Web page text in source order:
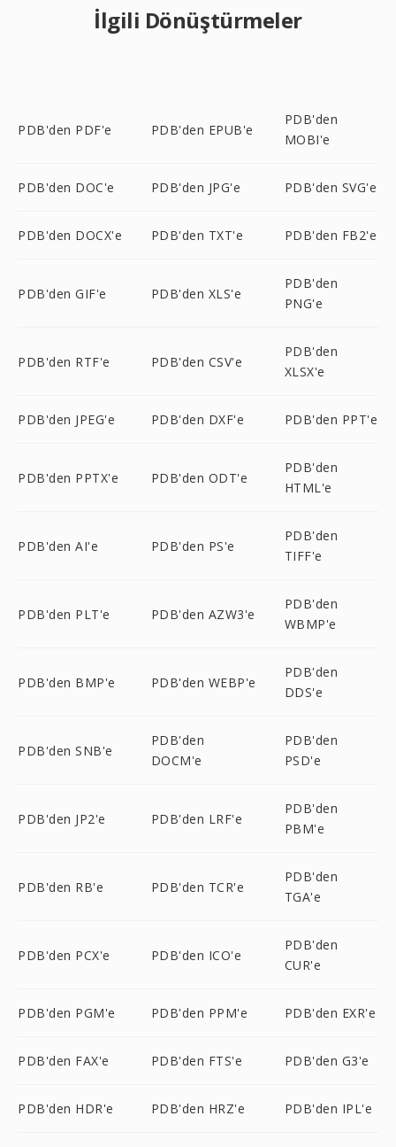
İlgili Dönüştürmeler
PDB'den PDF'e PDB'den EPUB'e
PDB'den
MOBI'e
PDB'den DOC'e PDB'den JPG'e PDB'den SVG'e
PDB'den DOCX'e PDB'den TXT'e PDB'den FB2'e
PDB'den GIF'e PDB'den XLS'e
PDB'den
PNG'e
PDB'den RTF'e PDB'den CSV'e
PDB'den
XLSX'e
PDB'den JPEG'e PDB'den DXF'e PDB'den PPT'e
PDB'den PPTX'e PDB'den ODT'e
PDB'den
HTML'e
PDB'den AI'e PDB'den PS'e
PDB'den
TIFF'e
PDB'den PLT'e PDB'den AZW3'e
PDB'den
WBMP'e
PDB'den BMP'e PDB'den WEBP'e
PDB'den
DDS'e
PDB'den SNB'e
PDB'den
DOCM'e
PDB'den
PSD'e
PDB'den JP2'e PDB'den LRF'e
PDB'den
PBM'e
PDB'den RB'e PDB'den TCR'e
PDB'den
TGA'e
PDB'den PCX'e PDB'den ICO'e
PDB'den
CUR'e
PDB'den PGM'e PDB'den PPM'e PDB'den EXR'e
PDB'den FAX'e PDB'den FTS'e PDB'den G3'e
PDB'den HDR'e PDB'den HRZ'e PDB'den IPL'e